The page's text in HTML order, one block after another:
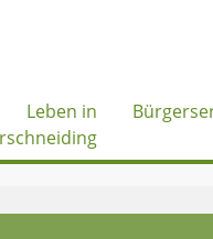
Leben in